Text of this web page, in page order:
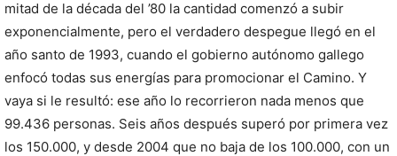
mitad de la década del ’80 la cantidad comenzó a subir
exponencialmente, pero el verdadero despegue llegó en el
año santo de 1993, cuando el gobierno autónomo gallego
enfocó todas sus energías para promocionar el Camino. Y
vaya si le resultó: ese año lo recorrieron nada menos que
99.436 personas. Seis años después superó por primera vez
los 150.000, y desde 2004 que no baja de los 100.000, con un